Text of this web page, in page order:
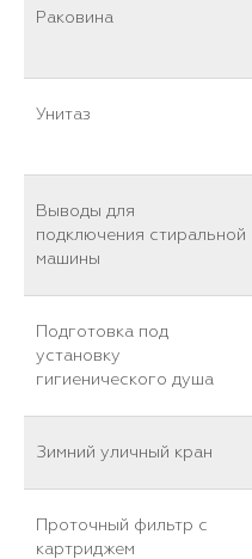
Раковина
Унитаз
Выводы для
подключения стиральной
машины
Подготовка под
установку
гигиенического душа
Зимний уличный кран
Проточный фильтр с
картриджем